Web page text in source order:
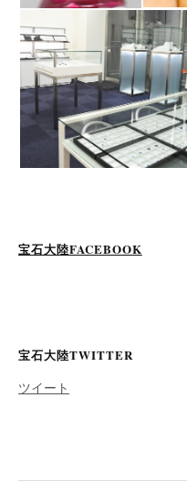
宝石大陸FACEBOOK
宝石大陸TWITTER
ツイート